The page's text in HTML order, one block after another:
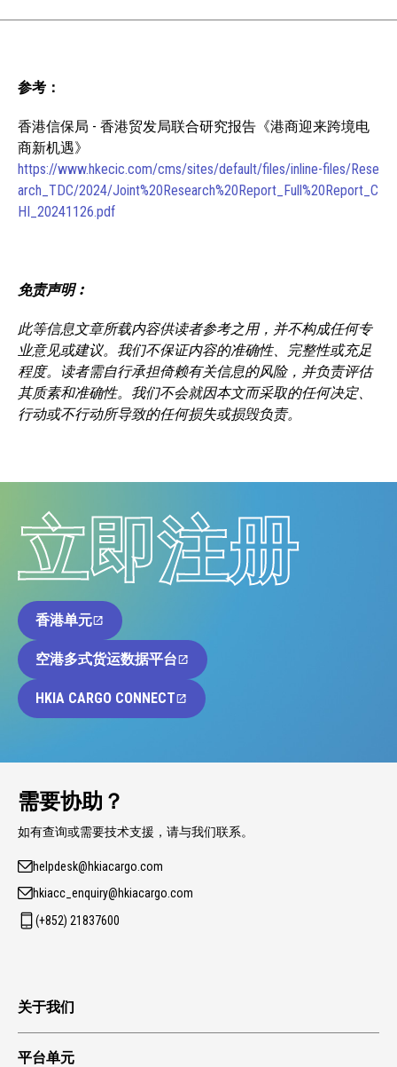
参考：
香港信保局 - 香港贸发局联合研究报告《港商迎来跨境电
商新机遇》
https://www.hkecic.com/cms/sites/default/files/inline-files/Rese
arch_TDC/2024/Joint%20Research%20Report_Full%20Report_C
HI_20241126.pdf
免责声明︰
此等信息文章所载内容供读者参考之用，并不构成任何专
业意见或建议。我们不保证内容的准确性、完整性或充足
程度。读者需自行承担倚赖有关信息的风险，并负责评估
其质素和准确性。我们不会就因本文而采取的任何决定、
行动或不行动所导致的任何损失或损毁负责。
立即注册
香港单元
空港多式货运数据平台
HKIA CARGO CONNECT
需要协助？
如有查询或需要技术支援，请与我们联系。
helpdesk@hkiacargo.com
hkiacc_enquiry@hkiacargo.com
(+852) 21837600
关于我们
平台单元